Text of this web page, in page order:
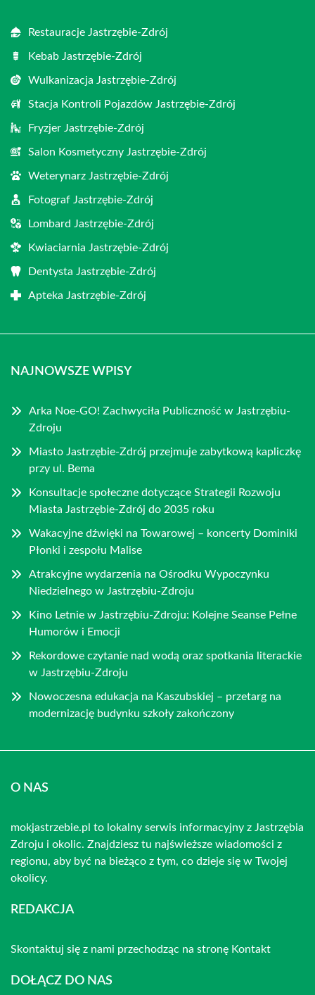
Restauracje Jastrzębie-Zdrój
Kebab Jastrzębie-Zdrój
Wulkanizacja Jastrzębie-Zdrój
Stacja Kontroli Pojazdów Jastrzębie-Zdrój
Fryzjer Jastrzębie-Zdrój
Salon Kosmetyczny Jastrzębie-Zdrój
Weterynarz Jastrzębie-Zdrój
Fotograf Jastrzębie-Zdrój
Lombard Jastrzębie-Zdrój
Kwiaciarnia Jastrzębie-Zdrój
Dentysta Jastrzębie-Zdrój
Apteka Jastrzębie-Zdrój
NAJNOWSZE WPISY
Arka Noe-GO! Zachwyciła Publiczność w Jastrzębiu-
Zdroju
Miasto Jastrzębie-Zdrój przejmuje zabytkową kapliczkę
przy ul. Bema
Konsultacje społeczne dotyczące Strategii Rozwoju
Miasta Jastrzębie-Zdrój do 2035 roku
Wakacyjne dźwięki na Towarowej – koncerty Dominiki
Płonki i zespołu Malise
Atrakcyjne wydarzenia na Ośrodku Wypoczynku
Niedzielnego w Jastrzębiu-Zdroju
Kino Letnie w Jastrzębiu-Zdroju: Kolejne Seanse Pełne
Humorów i Emocji
Rekordowe czytanie nad wodą oraz spotkania literackie
w Jastrzębiu-Zdroju
Nowoczesna edukacja na Kaszubskiej – przetarg na
modernizację budynku szkoły zakończony
O NAS
mokjastrzebie.pl to lokalny serwis informacyjny z Jastrzębia
Zdroju i okolic. Znajdziesz tu najświeższe wiadomości z
regionu, aby być na bieżąco z tym, co dzieje się w Twojej
okolicy.
REDAKCJA
Skontaktuj się z nami przechodząc na stronę Kontakt
DOŁĄCZ DO NAS